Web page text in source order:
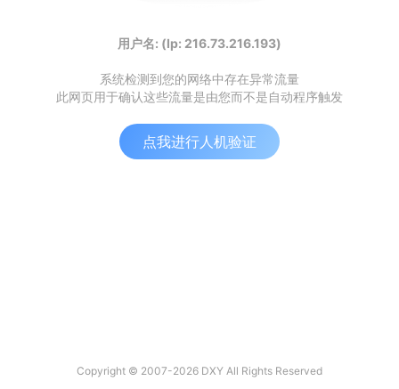
用户名: (Ip: 216.73.216.193)
系统检测到您的网络中存在异常流量
此网页用于确认这些流量是由您而不是自动程序触发
点我进行人机验证
Copyright © 2007-2026 DXY All Rights Reserved